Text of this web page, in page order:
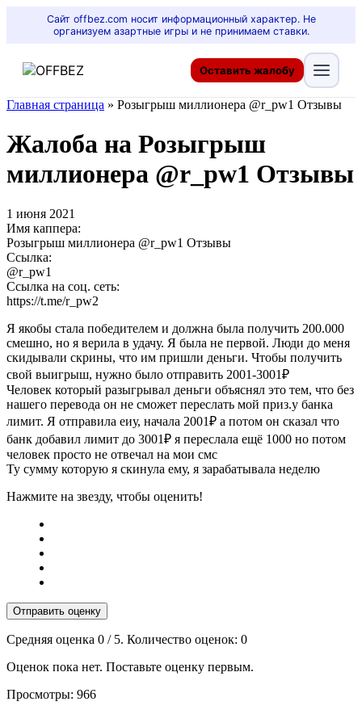
Сайт offbez.com носит информационный характер. Не
организуем азартные игры и не принимаем ставки.
Оставить жалобу
Главная страница » Розыгрыш миллионера @r_pw1 Отзывы
Жалоба на Розыгрыш
миллионера @r_pw1 Отзывы
1 июня 2021
Имя каппера:
Розыгрыш миллионера @r_pw1 Отзывы
Ссылка:
@r_pw1
Ссылка на соц. сеть:
https://t.me/r_pw2
Я якобы стала победителем и должна была получить 200.000
смешно, но я верила в удачу. Я была не первой. Люди до меня
скидывали скрины, что им пришли деньги. Чтобы получить
свой выигрыш, нужно было отправить 2001-3001₽
Человек который разыгрывал деньги объяснял это тем, что без
нашего перевода он не сможет переслать мой приз.у банка
лимит. Я отправила еиу, начала 2001₽ а потом он сказал что
банк добавил лимит до 3001₽ я переслала ещё 1000 но потом
человек просто не отвечал на мои смс
Ту сумму которую я скинула ему, я зарабатывала неделю
Нажмите на звезду, чтобы оценить!
Отправить оценку
Средняя оценка 0 / 5. Количество оценок: 0
Оценок пока нет. Поставьте оценку первым.
Просмотры: 966